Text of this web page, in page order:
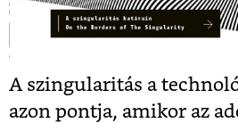
A szingularitás a
azon pontja, amikor az